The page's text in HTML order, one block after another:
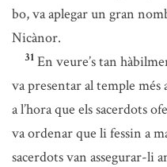
bo, va aplegar un gran
Nicànor.
31 En veure’s tan
va presentar al temple
a l’hora que els sacerdots
va ordenar que li fessin a
sacerdots van assegurar-li